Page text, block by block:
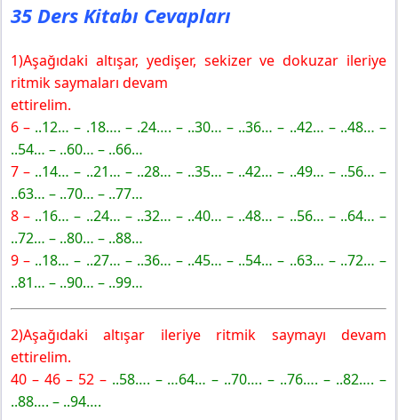
35 Ders Kitabı Cevapları
1)Aşağıdaki altışar, yedişer, sekizer ve dokuzar ileriye
ritmik saymaları devam
ettirelim.
6 – ..12… – .18…. – .24…. – ..30… – ..36… – ..42… – ..48… –
..54… – ..60… – ..66…
7 – ..14… – ..21… – ..28… – ..35… – ..42… – ..49… – ..56… –
..63… – ..70… – ..77…
8 – ..16… – ..24… – ..32… – ..40… – ..48… – ..56… – ..64… –
..72… – ..80… – ..88…
9 – ..18… – ..27… – ..36… – ..45… – ..54… – ..63… – ..72… –
..81… – ..90… – ..99…
2)Aşağıdaki altışar ileriye ritmik saymayı devam
ettirelim.
40 – 46 – 52 – ..58…. – …64… – ..70…. – ..76…. – ..82…. –
..88…. – ..94….